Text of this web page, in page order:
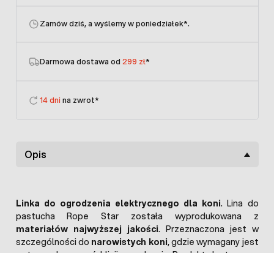
Zamów dziś, a wyślemy w poniedziałek*.
Darmowa dostawa od 299 zł*
14 dni na zwrot*
Opis
Linka do ogrodzenia elektrycznego dla koni. Lina do
pastucha Rope Star została wyprodukowana z
materiałów najwyższej jakości. Przeznaczona jest w
szczególności do narowistych koni, gdzie wymagany jest